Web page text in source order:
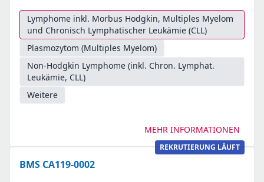
Lymphome inkl. Morbus Hodgkin, Multiples Myelom
und Chronisch Lymphatischer Leukämie (CLL)
Plasmozytom (Multiples Myelom)
Non-Hodgkin Lymphome (inkl. Chron. Lymphat.
Leukämie, CLL)
Weitere
MEHR INFORMATIONEN
REKRUTIERUNG LÄUFT
BMS CA119-0002